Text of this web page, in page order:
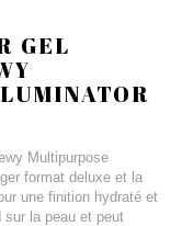
GEL
Multipurpose
format deluxe et la
une finition hydraté et
la peau et peut